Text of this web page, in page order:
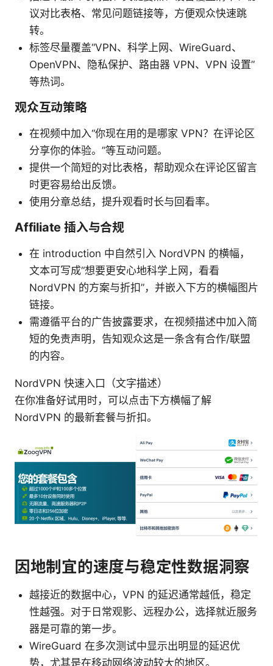
议对比表格、常见问题链接等，方便观众快速跳
转。
标签尽量覆盖“VPN、科学上网、WireGuard、
OpenVPN、隐私保护、路由器 VPN、VPN 设置”
等热词。
观众互动策略
在视频中加入“你现在用的是哪家 VPN？在评论区
分享你的体验。”等互动问题。
提供一个简短的对比表格，帮助观众在评论区留言
时更容易给出反馈。
使用分章总结，提升观看时长与回看率。
Affiliate 插入与合规
在 introduction 中自然引入 NordVPN 的横幅，
文本可写成“想要更安心地科学上网，看看
NordVPN 的方案与折扣”，并嵌入下方的横幅图片
链接。
需遵循平台的广告披露要求，在视频描述中加入简
短的免责声明，告知观众这是一条含有合作/联盟
的内容。
NordVPN 快速入口（文字描述）
在你准备好试用时，可以点击下方横幅了解
NordVPN 的最新套餐与折扣。
因地制宜的速度与稳定性数据洞察
越接近的数据中心，VPN 的延迟通常越低，稳定
性越强。对于日常观影、远程办公，选择就近服务
器是可靠的第一步。
WireGuard 在多次测试中显示出明显的延迟优
势，尤其是在移动网络波动较大的地区。